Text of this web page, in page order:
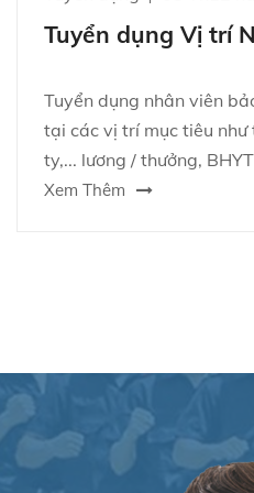
Tuyển dụng Vị trí
Tuyển dụng nhân viên
tại các vị trí mục tiêu như
ty,... lương / thưởng,
động VN
Xem Thêm